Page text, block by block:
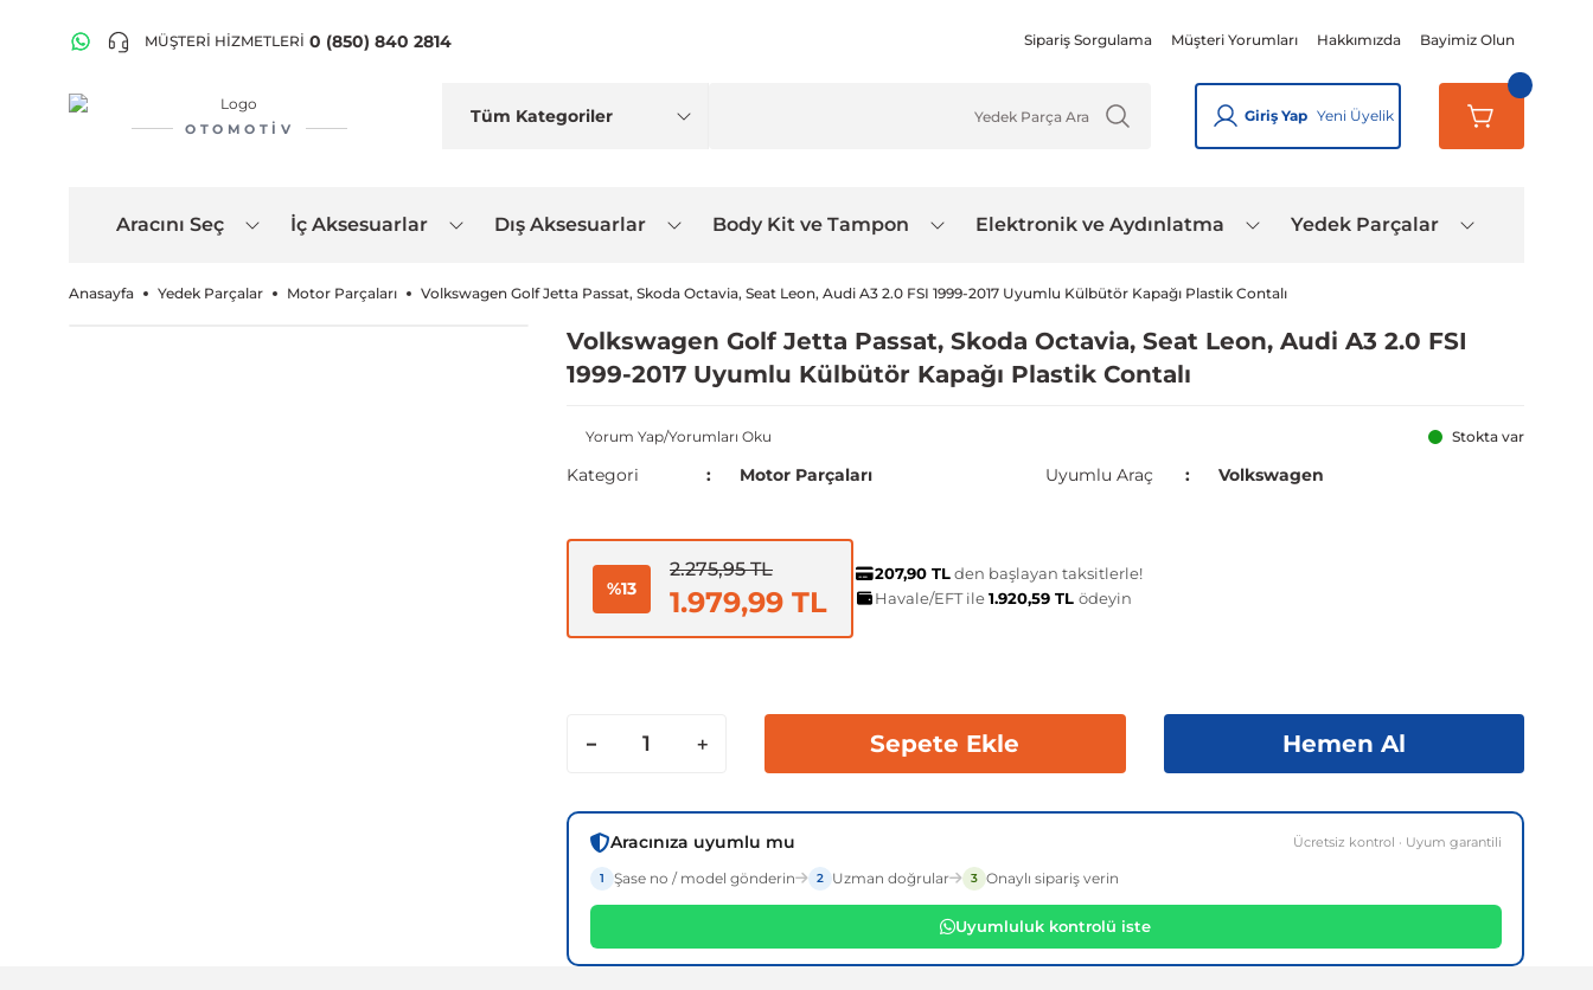
MÜŞTERİ HİZMETLERİ 0 (850) 840 2814 Sipariş Sorgulama Müşteri Yorumları Hakkımızda Bayimiz Olun
OTOMOTIV
Giriş Yap Yeni Üyelik
Aracını Seç İç Aksesuarlar Dış Aksesuarlar Body Kit ve Tampon Elektronik ve Aydınlatma Yedek Parçalar
Anasayfa Yedek Parçalar Motor Parçaları Volkswagen Golf Jetta Passat, Skoda Octavia, Seat Leon, Audi A3 2.0 FSI 1999-2017 Uyumlu Külbütör Kapağı Plastik Contalı
Volkswagen Golf Jetta Passat, Skoda Octavia, Seat Leon, Audi A3 2.0 FSI
1999-2017 Uyumlu Külbütör Kapağı Plastik Contalı
Yorum Yap/Yorumları Oku Stokta var
Kategori Motor Parçaları Uyumlu Araç Volkswagen
%13
2.275,95 TL
1.979,99 TL
207,90 TLden başlayan taksitlerle!
Havale/EFT ile1.920,59 TL ödeyin
Sepete Ekle Hemen Al
Aracınıza uyumlu mu Ücretsiz kontrol · Uyum garantili
1 Şase no / model gönderin 2 Uzman doğrular 3 Onaylı sipariş verin
Uyumluluk kontrolü iste